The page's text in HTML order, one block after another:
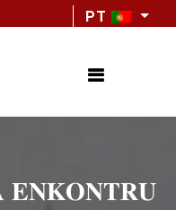
PT
𝐄𝐍𝐊𝐎𝐍𝐓𝐑𝐔